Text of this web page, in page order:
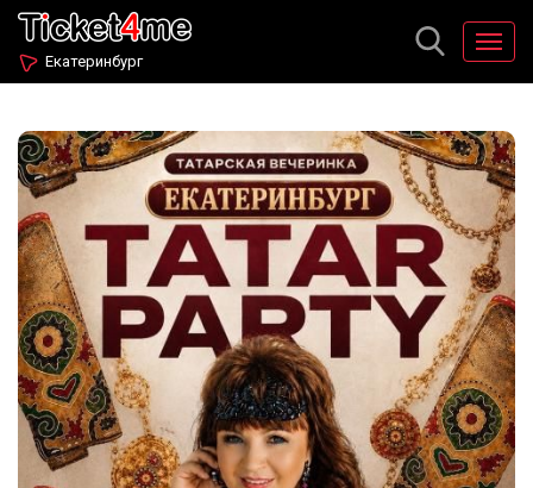
Екатеринбург